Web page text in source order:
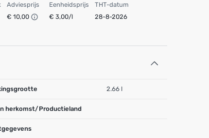
Adviesprijs
€ 10,00
Eenheidsprijs
€ 3,00/l
THT-datum
28-8-2026
2.66 l
herkomst/Productieland